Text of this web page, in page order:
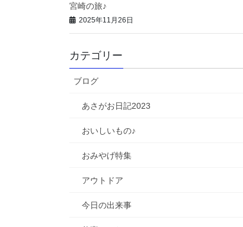
宮崎の旅♪
2025年11月26日
カテゴリー
ブログ
あさがお日記2023
おいしいもの♪
おみやげ特集
アウトドア
今日の出来事